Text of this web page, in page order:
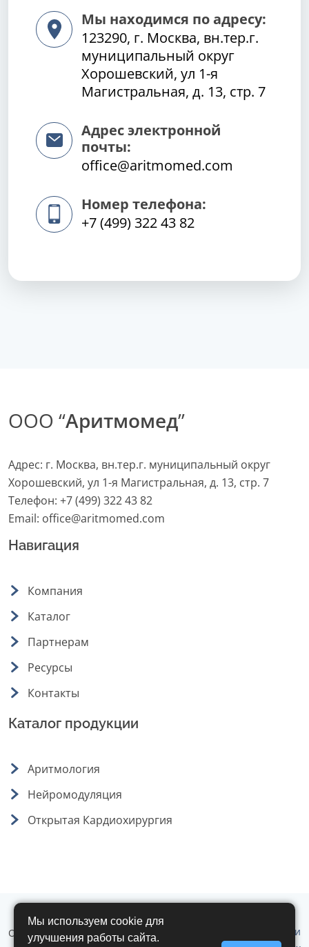
Мы находимся по адресу:
123290, г. Москва, вн.тер.г.
муниципальный округ
Хорошевский, ул 1-я
Магистральная, д. 13, стр. 7
Адрес электронной
почты:
office@aritmomed.com
Номер телефона:
+7 (499) 322 43 82
ООО “Аритмомед”
Адрес: г. Москва, вн.тер.г. муниципальный округ
Хорошевский, ул 1-я Магистральная, д. 13, стр. 7
Телефон: +7 (499) 322 43 82
Email: office@aritmomed.com
Навигация
Компания
Каталог
Партнерам
Ресурсы
Контакты
Каталог продукции
Аритмология
Нейромодуляция
Открытая Кардиохирургия
ООО "Аритмомед" © 2019 - 2026 г. Все
Политика обработки
Мы используем cookie для
улучшения работы сайта.